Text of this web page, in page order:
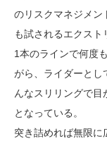
のリスクマネジメン
も試されるエクスト
1本のラインで何度
がら、ライダーとし
んなスリリングで
となっている。
突き詰めれば無限に